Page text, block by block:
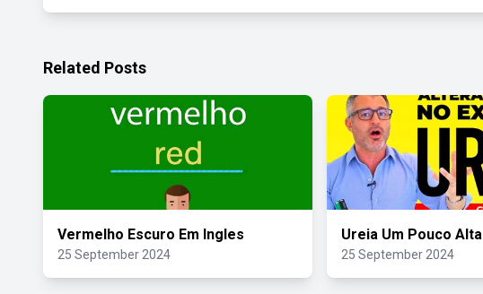
Related Posts
Vermelho Escuro Em Ingles
25 September 2024
Ureia Um Pouco Alta
25 September 2024